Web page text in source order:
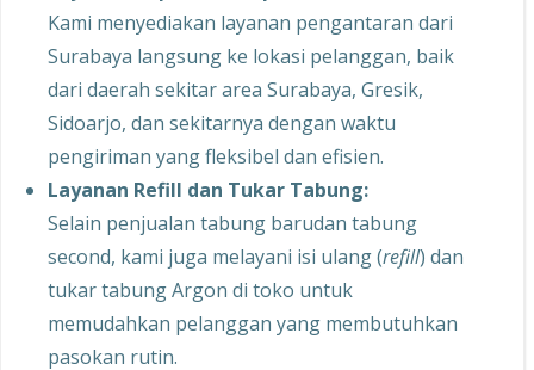
Kami menyediakan layanan pengantaran dari
Surabaya langsung ke lokasi pelanggan, baik
dari daerah sekitar area Surabaya, Gresik,
Sidoarjo, dan sekitarnya dengan waktu
pengiriman yang fleksibel dan efisien.
Layanan Refill dan Tukar Tabung:
Selain penjualan tabung barudan tabung
second, kami juga melayani isi ulang (refill) dan
tukar tabung Argon di toko untuk
memudahkan pelanggan yang membutuhkan
pasokan rutin.